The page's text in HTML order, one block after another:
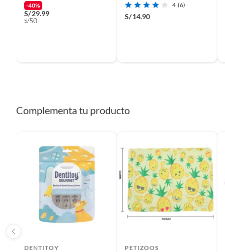
Lleva a tu mascota al
los cuidados que necesita. Por otro lado, si no le sucede
Asimismo, es importante que las mascotas sean
desparasitadas mínimo cada seis meses y al año aplicar
un refuerzo en sus vacunas.
-40%
S/29.99
S/50
4 (6)
S/14.90
Complementa tu producto
DENTITOY PETIZOOS